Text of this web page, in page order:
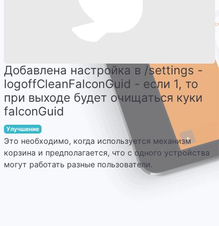
Добавлена настройка в /settings -
logoffCleanFalconGuid - если 1, то
при выходе будет очищаться куки
falconGuid
Улучшение
Это необходимо, когда используется механизм
корзина и предполагается, что с одного устройства
могут работать разные пользователи.